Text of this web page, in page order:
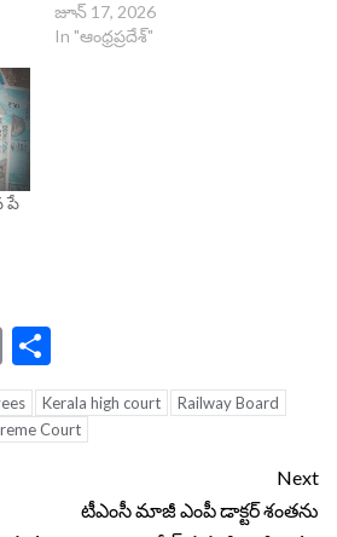
జూన్ 17, 2026
In "ఆంధ్రప్రదేశ్"
పే
Email
Kerala high court
Railway Board
Court
Next
టీఎంసీ మాజీ ఎంపీ డాక్టర్ శంతను